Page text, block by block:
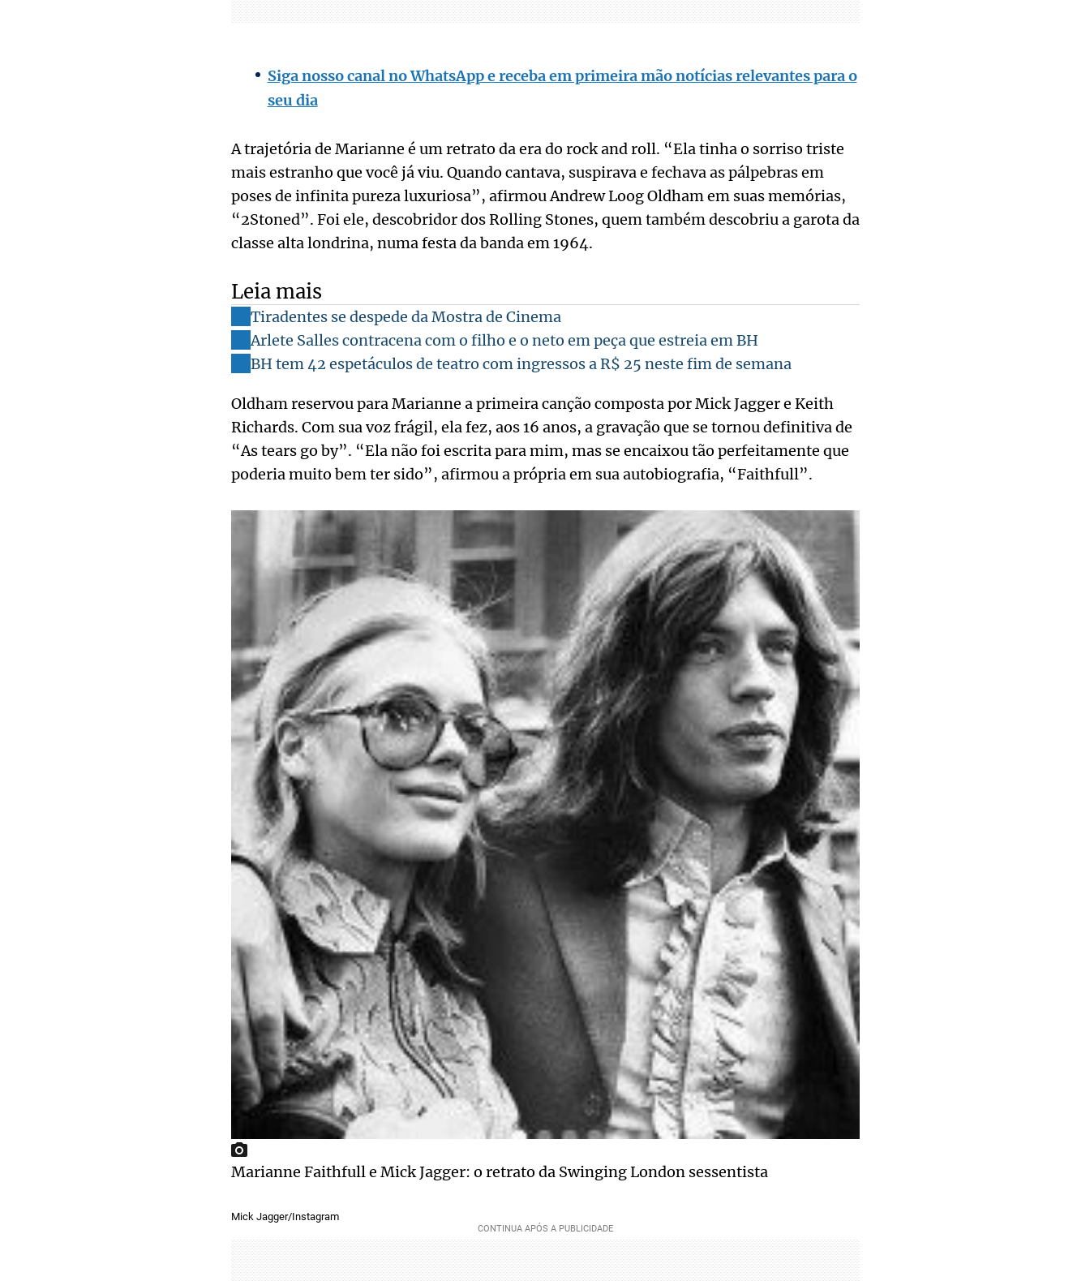
Siga nosso canal no WhatsApp e receba em primeira mão notícias relevantes para o
seu dia
A trajetória de Marianne é um retrato da era do rock and roll. “Ela tinha o sorriso triste
mais estranho que você já viu. Quando cantava, suspirava e fechava as pálpebras em
poses de infinita pureza luxuriosa”, afirmou Andrew Loog Oldham em suas memórias,
“2Stoned”. Foi ele, descobridor dos Rolling Stones, quem também descobriu a garota da
classe alta londrina, numa festa da banda em 1964.
Leia mais
Tiradentes se despede da Mostra de Cinema
Arlete Salles contracena com o filho e o neto em peça que estreia em BH
BH tem 42 espetáculos de teatro com ingressos a R$ 25 neste fim de semana
Oldham reservou para Marianne a primeira canção composta por Mick Jagger e Keith
Richards. Com sua voz frágil, ela fez, aos 16 anos, a gravação que se tornou definitiva de
“As tears go by”. “Ela não foi escrita para mim, mas se encaixou tão perfeitamente que
poderia muito bem ter sido”, afirmou a própria em sua autobiografia, “Faithfull”.
Marianne Faithfull e Mick Jagger: o retrato da Swinging London sessentista
Mick Jagger/Instagram